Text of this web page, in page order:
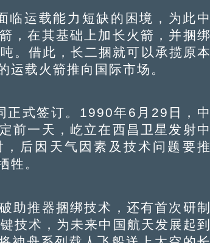
运载能力短缺的困境，为此中
，在其基础上加长火箭，并捆绑
。借此，长二捆就可以承揽原本
运载火箭推向国际市场。
式签订。1990年6月29日，中
前一天，屹立在西昌卫星发射中
后因天气因素及技术问题要推
牲。
推器捆绑技术，还有首次研制
技术，为未来中国航天发展起到